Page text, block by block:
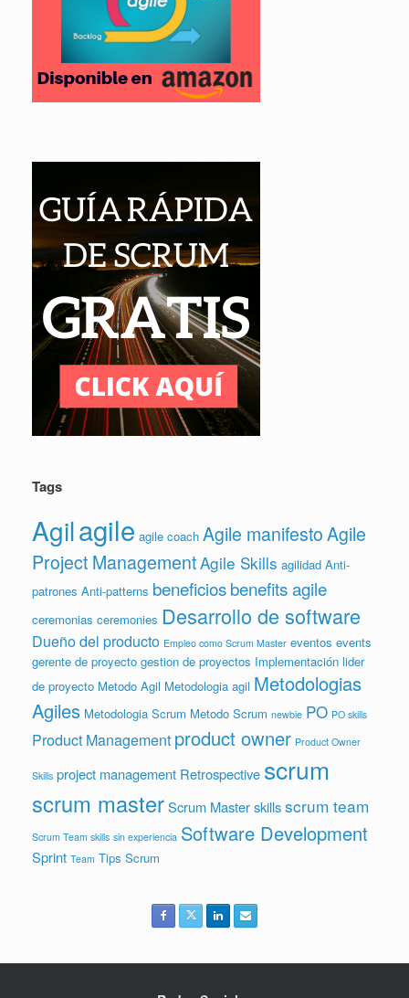
Tags
Agilagile agile coach Agile manifestoAgile
Project ManagementAgile Skills agilidad Anti-
patrones Anti-patterns beneficiosbenefits agile
ceremonias ceremonies Desarrollo de software
Dueño del producto Empleo como Scrum Master eventos events
gerente de proyecto gestion de proyectos Implementación lider
de proyecto Metodo Agil Metodologia agil Metodologias
Agiles Metodologia Scrum Metodo Scrum newbie PO PO skills
Product Management product owner Product Owner
Skills project management Retrospective scrum
scrum masterScrum Master skillsscrum team
Scrum Team skills sin experiencia Software Development
Sprint Team Tips Scrum